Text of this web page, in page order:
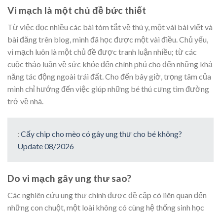
Vi mạch là một chủ đề bức thiết
Từ việc đọc nhiều các bài tóm tắt về thú y, một vài bài viết và
bài đăng trên blog, mình đã học được một vài điều. Chủ yếu,
vi mạch luôn là một chủ đề được tranh luận nhiều; từ các
cuộc thảo luận về sức khỏe đến chính phủ cho đến những khả
năng tác động ngoài trái đất. Cho đến bây giờ, trọng tâm của
mình chỉ hướng đến việc giúp những bé thú cưng tìm đường
trở về nhà.
: Cấy chip cho mèo có gây ung thư cho bé không?
Update 08/2026
Do vi mạch gây ung thư sao?
Các nghiên cứu ung thư chính được đề cập có liên quan đến
những con chuột, một loài không có cùng hệ thống sinh học